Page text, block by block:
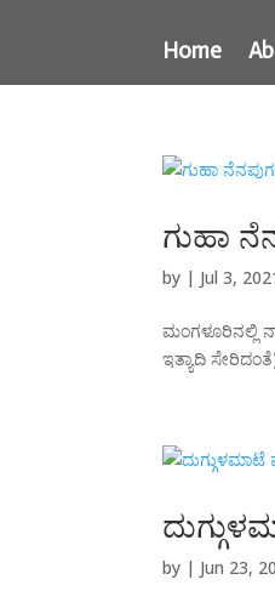
Home
ಗುಹಾ
by | Jul 3,
ಮಂಗಳೂರಿನಲ್ಲಿ
ಇತ್ಯಾದಿ
by | Jun 23,